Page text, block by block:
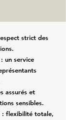
strict des
un service
assurés et
sensibles.
flexibilité totale,